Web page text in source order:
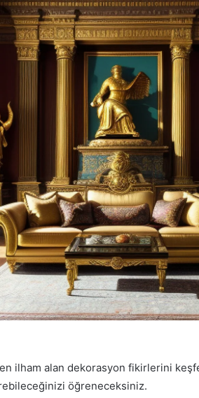
ilham alan dekorasyon fikirlerini
öğreneceksiniz.